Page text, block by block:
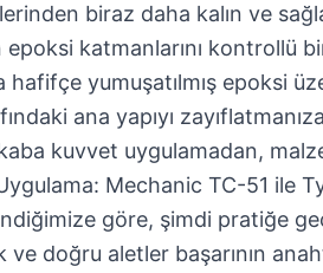
biraz daha kalın ve
epoksi katmanlarını kontrollü
hafifçe yumuşatılmış epoksi
ana yapıyı
kuvvet uygulamadan,
Mechanic TC-51 ile
göre, şimdi pratiğe
doğru aletler başarının